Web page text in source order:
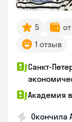
5
1 отзыв
Санкт-
Академия
Окончила